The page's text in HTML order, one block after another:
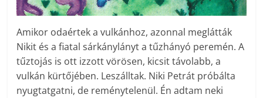
Amikor odaértek a vulkánhoz, azonnal meglátták
Nikit és a fiatal sárkánylányt a tűzhányó peremén. A
tűztojás is ott izzott vörösen, kicsit távolabb, a
vulkán kürtőjében. Leszálltak. Niki Petrát próbálta
nyugtatgatni, de reménytelenül. Én adtam neki